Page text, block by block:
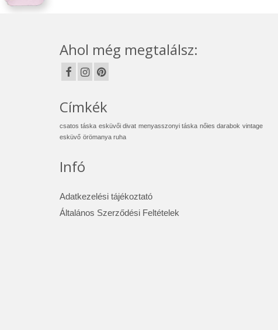
Ahol még megtalálsz:
Címkék
csatos táska esküvői divat menyasszonyi táska nőies darabok vintage
esküvő örömanya ruha
Infó
Adatkezelési tájékoztató
Általános Szerződési Feltételek